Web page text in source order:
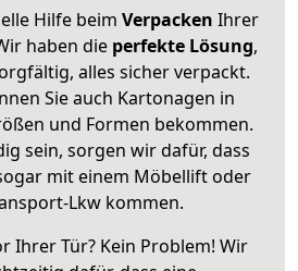
Hilfe beim Verpacken Ihrer
haben die perfekte Lösung,
alles sicher verpackt.
Sie auch Kartonagen in
und Formen bekommen.
sein, sorgen wir dafür, dass
mit einem Möbellift oder
Lkw kommen.
Ihrer Tür? Kein Problem! Wir